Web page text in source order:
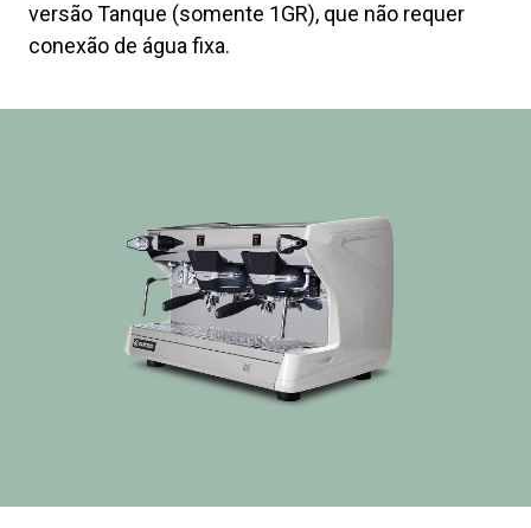
versão Tanque (somente 1GR), que não requer
conexão de água fixa.